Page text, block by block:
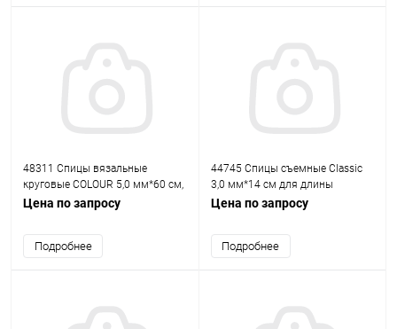
48311 Спицы вязальные
круговые COLOUR 5,0 мм*60 см,
желтый, алюм. PONY
Цена по запросу
Подробнее
44745 Спицы съемные Classic
3,0 мм*14 см для длины
тросика 40-120 см, алюм. PONY
Цена по запросу
Подробнее